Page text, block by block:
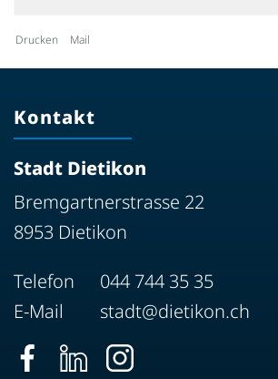
Drucken Mail
Kontakt
Stadt Dietikon
Bremgartnerstrasse 22
8953 Dietikon
Telefon
044 744 35 35
E-Mail
stadt@dietikon.ch